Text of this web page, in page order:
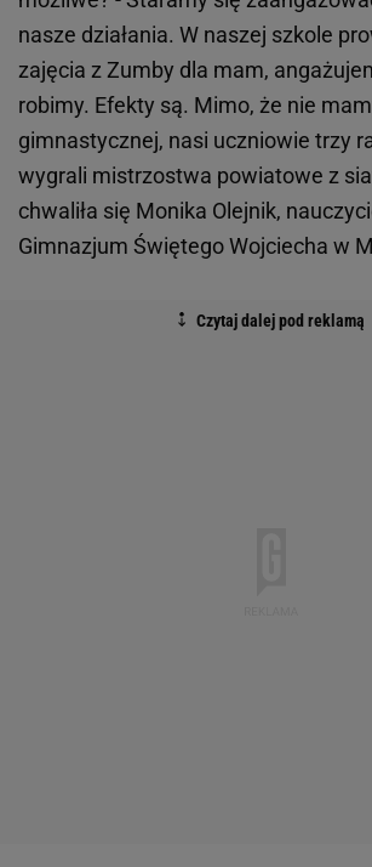
nasze działania. W naszej szkole
zajęcia z Zumby dla mam,
robimy. Efekty są. Mimo, że nie
gimnastycznej, nasi uczniowie trzy
wygrali mistrzostwa powiatowe z
chwaliła się Monika Olejnik,
Gimnazjum Świętego Wojciecha w